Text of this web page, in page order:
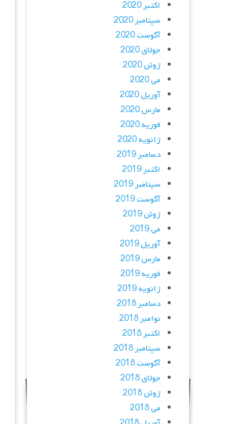
اکتبر 2020
سپتامبر 2020
آگوست 2020
جولای 2020
ژوئن 2020
می 2020
آوریل 2020
مارس 2020
فوریه 2020
ژانویه 2020
دسامبر 2019
اکتبر 2019
سپتامبر 2019
آگوست 2019
ژوئن 2019
می 2019
آوریل 2019
مارس 2019
فوریه 2019
ژانویه 2019
دسامبر 2018
نوامبر 2018
اکتبر 2018
سپتامبر 2018
آگوست 2018
جولای 2018
ژوئن 2018
می 2018